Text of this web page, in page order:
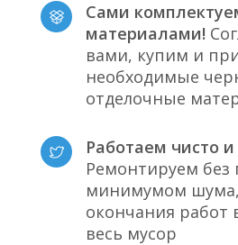
Сами
материалами!
вами, купим и
необходимые
отделочные
Работаем чисто и
Ремонтируем без
минимумом шума,
окончания работ
весь мусор